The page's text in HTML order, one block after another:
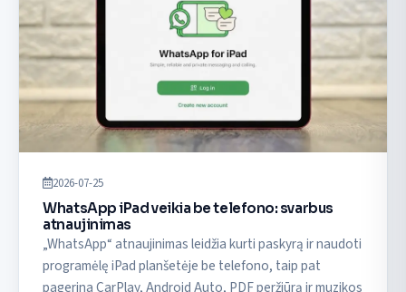
2026-07-25
WhatsApp iPad veikia be telefono: svarbus
atnaujinimas
„WhatsApp“ atnaujinimas leidžia kurti paskyrą ir naudoti
programėlę iPad planšetėje be telefono, taip pat
pagerina CarPlay, Android Auto, PDF peržiūrą ir muzikos